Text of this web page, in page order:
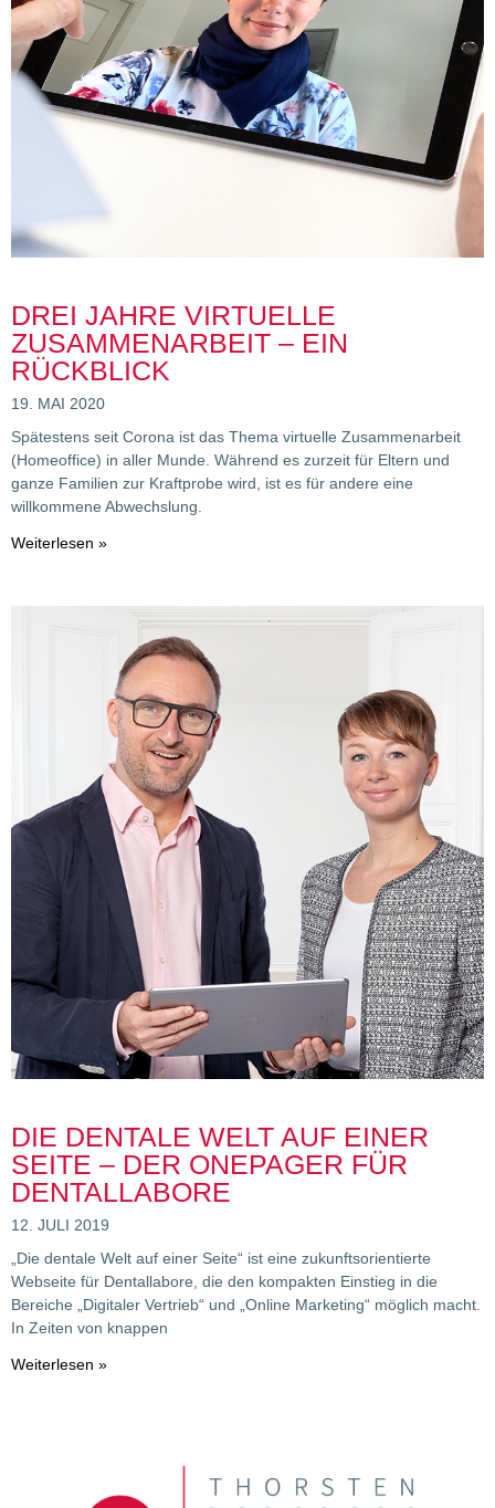
DREI JAHRE VIRTUELLE
ZUSAMMENARBEIT – EIN
RÜCKBLICK
19. MAI 2020
Spätestens seit Corona ist das Thema virtuelle Zusammenarbeit
(Homeoffice) in aller Munde. Während es zurzeit für Eltern und
ganze Familien zur Kraftprobe wird, ist es für andere eine
willkommene Abwechslung.
Weiterlesen »
DIE DENTALE WELT AUF EINER
SEITE – DER ONEPAGER FÜR
DENTALLABORE
12. JULI 2019
„Die dentale Welt auf einer Seite“ ist eine zukunftsorientierte
Webseite für Dentallabore, die den kompakten Einstieg in die
Bereiche „Digitaler Vertrieb“ und „Online Marketing“ möglich macht.
In Zeiten von knappen
Weiterlesen »